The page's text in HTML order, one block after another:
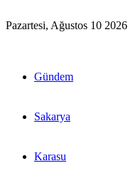
Pazartesi, Ağustos 10 2026
Gündem
Sakarya
Karasu